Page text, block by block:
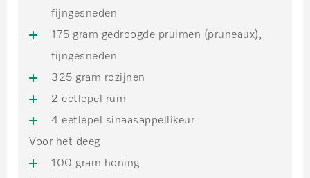
fijngesneden
175 gram gedroogde pruimen (pruneaux),
fijngesneden
325 gram rozijnen
2 eetlepel rum
4 eetlepel sinaasappellikeur
Voor het deeg
100 gram honing